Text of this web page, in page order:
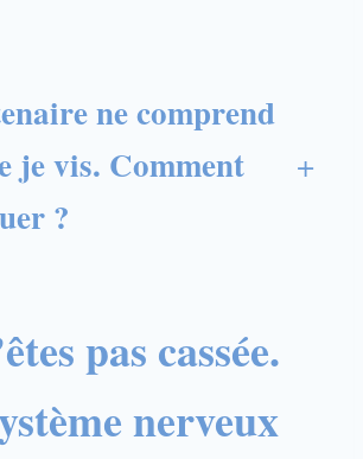
ne comprend
je vis. Comment
?
+
pas cassée.
nerveux